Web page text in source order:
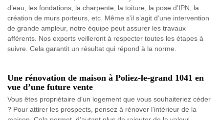
d’eau, les fondations, la charpente, la toiture, la pose d’IPN, la
création de murs porteurs, etc. Même s’il s’agit d’une intervention
de grande ampleur, notre équipe peut assurer les travaux
afférents. Nos experts veilleront à respecter toutes les étapes à
suivre. Cela garantit un résultat qui répond à la norme.
Une rénovation de maison à Poliez-le-grand 1041 en
vue d’une future vente
Vous êtes propriétaire d’un logement que vous souhaiteriez céder
? Pour attirer les prospects, pensez à rénover l’intérieur de la